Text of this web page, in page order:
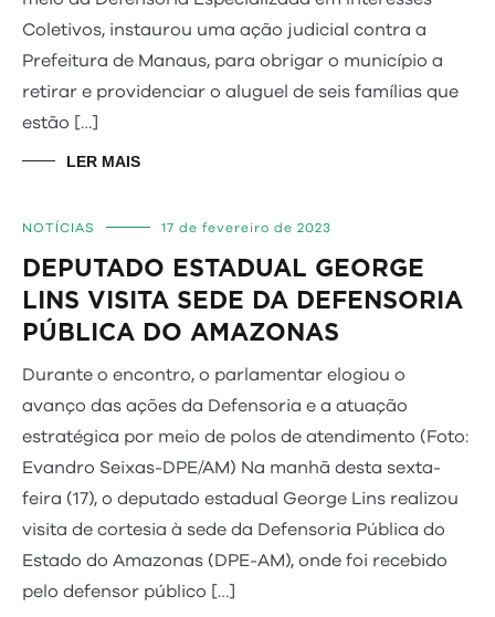
Coletivos, instaurou uma ação judicial contra a
Prefeitura de Manaus, para obrigar o município a
retirar e providenciar o aluguel de seis famílias que
estão […]
LER MAIS
NOTÍCIAS 17 de fevereiro de 2023
DEPUTADO ESTADUAL GEORGE
LINS VISITA SEDE DA DEFENSORIA
PÚBLICA DO AMAZONAS
Durante o encontro, o parlamentar elogiou o
avanço das ações da Defensoria e a atuação
estratégica por meio de polos de atendimento (Foto:
Evandro Seixas-DPE/AM) Na manhã desta sexta-
feira (17), o deputado estadual George Lins realizou
visita de cortesia à sede da Defensoria Pública do
Estado do Amazonas (DPE-AM), onde foi recebido
pelo defensor público […]